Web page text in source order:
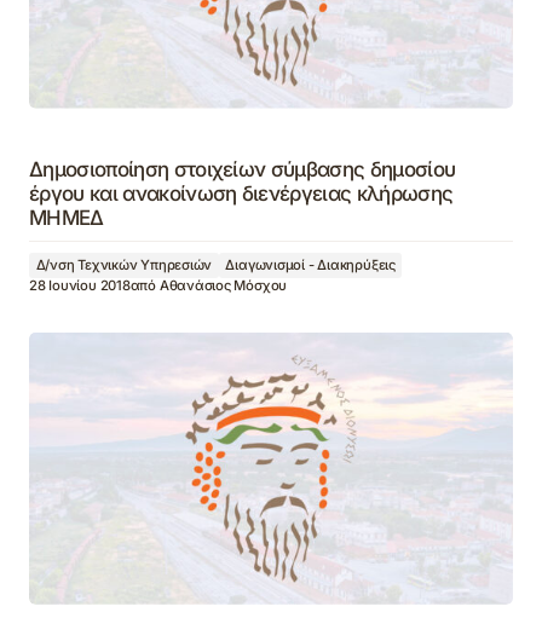
Δημοσιοποίηση στοιχείων σύμβασης δημοσίου
έργου και ανακοίνωση διενέργειας κλήρωσης
ΜΗΜΕΔ
Δ/νση Τεχνικών Υπηρεσιών
Διαγωνισμοί - Διακηρύξεις
28 Ιουνίου 2018από Αθανάσιος Μόσχου